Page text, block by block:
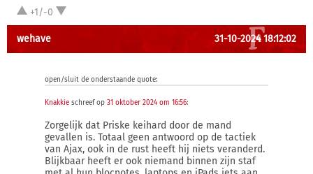
+1/-0
wehave 31-10-2024 18:12:02
open/sluit de onderstaande quote:
Knakkie schreef op 31 oktober 2024 om 16:56:
Zorgelijk dat Priske keihard door de mand
gevallen is. Totaal geen antwoord op de tactiek
van Ajax, ook in de rust heeft hij niets veranderd.
Blijkbaar heeft er ook niemand binnen zijn staf